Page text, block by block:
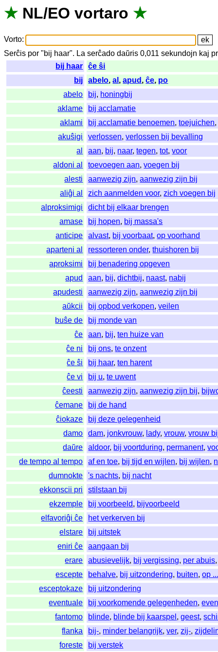
★ NL/EO vortaro ★
Vorto:
Serĉis por "bij haar". La serĉado daŭris 0,011sekundojn kaj
bij haar
ĉe ŝi
bij
abelo,al ,apud ,ĉe, po
abelo
bij, honingbij
aklame
bij acclamatie
aklami
bij acclamatie benoemen,toejuichen
akuŝigi
verlossen,verlossen bij bevalling
al
aan, bij, naar,tegen,tot,voor
aldoni al
toevoegen aan,voegen bij
alesti
aanwezig zijn,aanwezig zijn bij
aliĝi al
zich aanmelden voor,zich voegen bij
alproksimigi
dicht bij elkaar brengen
amase
bij hopen, bij massa's
anticipe
alvast, bij voorbaat,op voorhand
aparteni al
ressorteren onder,thuishoren bij
aproksimi
bij benadering opgeven
apud
aan, bij,dichtbij, naast, nabij
apudesti
aanwezig zijn,aanwezig zijn bij
aŭkcii
bij opbod verkopen,veilen
buŝe de
bij monde van
ĉe
aan, bij,ten huize van
ĉe ni
bij ons,te onzent
ĉe ŝi
bij haar,ten harent
ĉe vi
bij u,te uwent
ĉeesti
aanwezig zijn,aanwezig zijn bij,
ĉemane
bij de hand
ĉiokaze
bij deze gelegenheid
damo
dam, jonkvrouw, lady,vrouw,vrouw
daŭre
aldoor, bij voortduring, permanent,
de tempo al tempo
af en toe, bij tijd en wijlen, bij wijlen,
dumnokte
's nachts, bij nacht
ekkonscii pri
stilstaan bij
ekzemple
bij voorbeeld, bijvoorbeeld
elfavoriĝi ĉe
het verkerven bij
elstare
bij uitstek
eniri ĉe
aangaan bij
erare
abusievelijk, bij vergissing, per abuis
escepte
behalve, bij uitzondering, buiten,op
esceptokaze
bij uitzondering
eventuale
bij voorkomende gelegenheden,
fantomo
blinde, blinde bij kaarspel ,geest,
flanka
bij-, minder belangrijk,ver,zij-,
foreste
bij verstek